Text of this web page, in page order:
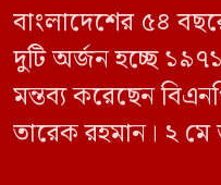
বাংলাদেশের ৫৪
দুটি অর্জন হচ্ছে
মন্তব্য করেছেন
তারেক রহমান। ২ মে